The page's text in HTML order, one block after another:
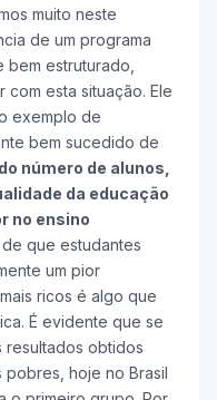
muito neste
de um programa
estruturado,
com esta situação. Ele
exemplo de
bem sucedido de
número de alunos,
da educação
no ensino
que estudantes
um pior
ricos é algo que
É evidente que se
resultados obtidos
pobres, hoje no Brasil